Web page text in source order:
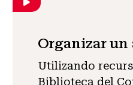
Organizar
Utilizando
Biblioteca del